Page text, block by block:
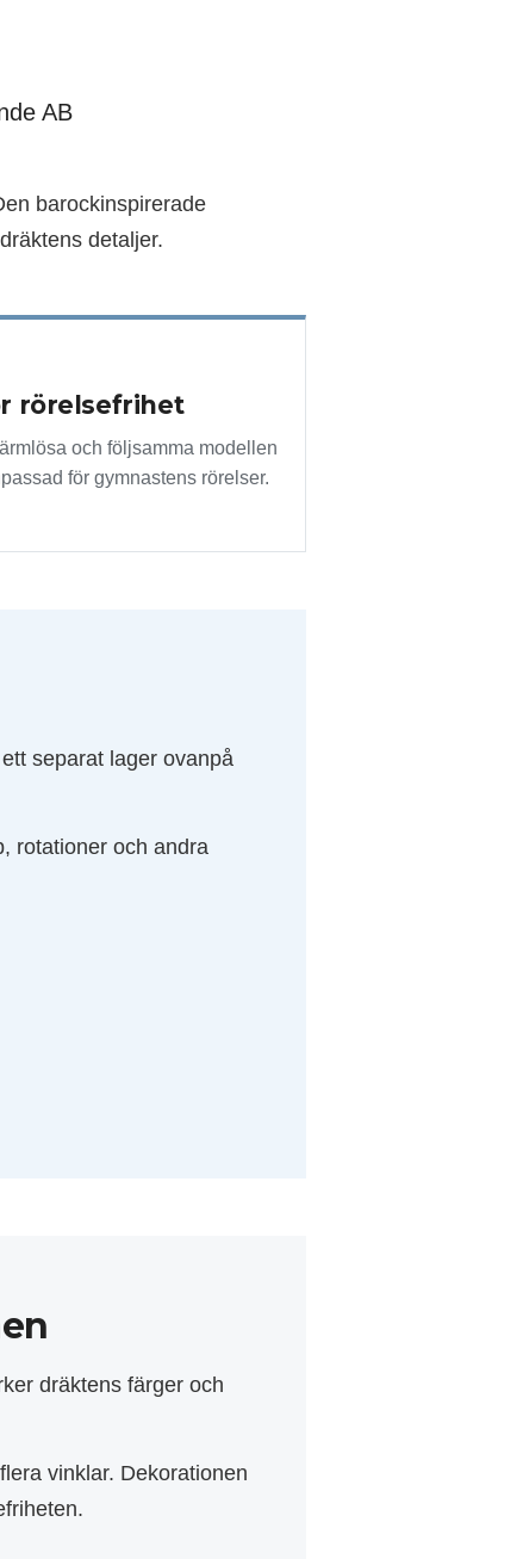
AB
barockinspirerade
detaljer.
rörelsefrihet
och följsamma modellen
för gymnastens rörelser.
separat lager ovanpå
rotationer och andra
dräktens färger och
vinklar. Dekorationen